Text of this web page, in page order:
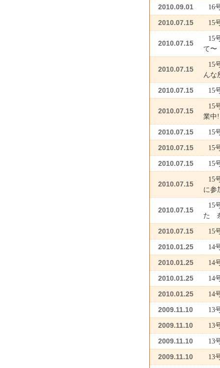
2010.09.01 16
2010.07.15 15
2010.07.15
15
て〜
2010.07.15
15
んな
2010.07.15 15
2010.07.15
15
業中
2010.07.15 15
2010.07.15 15
2010.07.15 15
2010.07.15
15
に参
2010.07.15
15
た
2010.07.15 15
2010.01.25 14
2010.01.25 14
2010.01.25 14
2010.01.25 14
2009.11.10 13
2009.11.10 13
2009.11.10 13
2009.11.10 13